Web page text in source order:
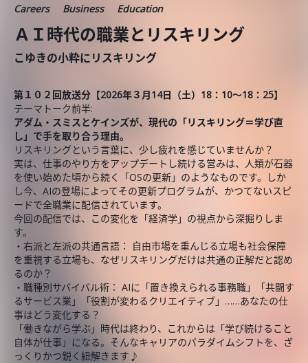
Careers Business Education
ＡＩ時代の職業とリスキリング
こゆきの小粋にリスキリング
第１０２回放送分【2026年３月14日（土）18：10～18：25】
テーマトーク前半:
アダム・スミスとケインズが、現代の「リスキリング＝学び直
し」で手を取り合う理由。
リスキリングという言葉に、少し疲れを感じていませんか？
実は、仕事のやり方をアップデートし続ける営みは、人類が石器
を使い始めた頃から続く「OSの更新」のようなものです。しか
し今、AIの登場によってその更新プログラムが、かつてないスピ
ードで全職業に配信されています。
今回の配信では、この変化を「経済学」の視点から深掘りしま
す。
・右派と左派の共通言語： 自由市場を重んじる立場も社会保障
を重視する立場も、なぜリスキリングだけは共通の正解だと認め
るのか？
・職種別サバイバル術： AIに「置き換えられる事務職」「共闘す
るサービス業」「役割が変わるクリエイティブ」……あなたの仕
事はどう変化する？
「働きながら学ぶ」時代は終わり、これからは「学び続けること
自体が仕事」になる。そんなキャリアのパラダイムシフトを、ざ
っくりかつ鋭く紐解きます♪